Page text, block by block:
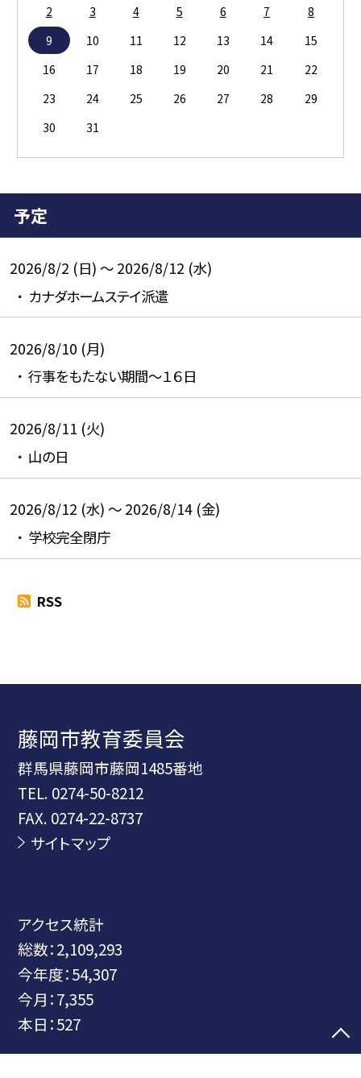
2
3 4 5 6 7
8
9
10 11 12 13 14
15
16
17 18 19 20 21
22
23
24 25 26 27 28
29
30
31
予定
2026/8/2 (日) ～ 2026/8/12 (水)
カナダホームステイ派遣
2026/8/10 (月)
行事をもたない期間～１６日
2026/8/11 (火)
山の日
2026/8/12 (水) ～ 2026/8/14 (金)
学校完全閉庁
RSS
藤岡市教育委員会
群馬県藤岡市藤岡1485番地
TEL. 0274-50-8212
FAX. 0274-22-8737
サイトマップ
アクセス統計
総数：2,109,293
今年度：54,307
今月：7,355
本日：527